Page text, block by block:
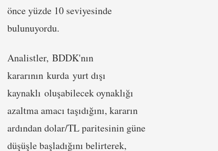
önce yüzde 10 seviyesinde
bulunuyordu.
Analistler, BDDK'nın
kararının kurda yurt dışı
kaynaklı oluşabilecek oynaklığı
azaltma amacı taşıdığını, kararın
ardından dolar/TL paritesinin güne
düşüşle başladığını belirterek,